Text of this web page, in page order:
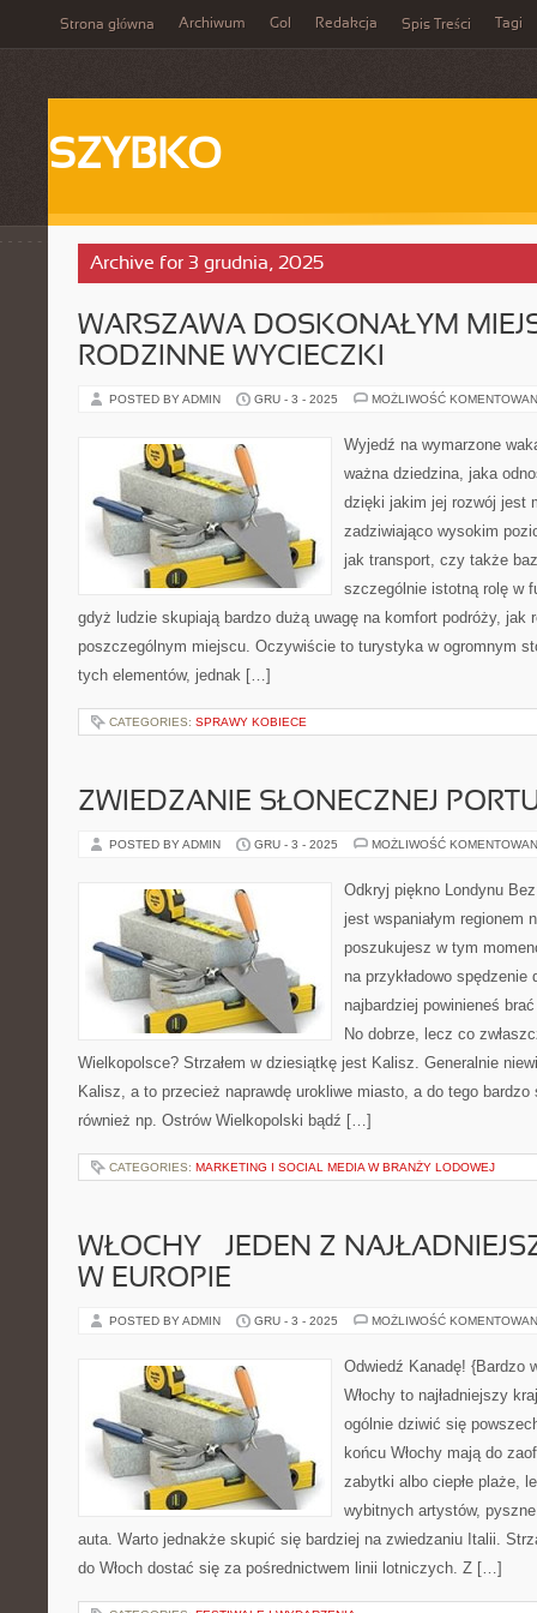
Strona główna Archiwum Gol Redakcja Spis Treści Tagi
SZYBKO
Archive for 3 grudnia, 2025
WARSZAWA DOSKONAŁYM
RODZINNE WYCIECZKI
POSTED BY ADMIN GRU - 3 - 2025 MOŻLIWOŚĆ
Wyjedź na wymarzone
ważna dziedzina, jaka
dzięki jakim jej rozwój jest
zadziwiająco wysokim
jak transport, czy także
szczególnie istotną rolę w
gdyż ludzie skupiają bardzo dużą uwagę na komfort podróży, jak
poszczególnym miejscu. Oczywiście to turystyka w ogromnym
tych elementów, jednak […]
CATEGORIES: SPRAWY KOBIECE
ZWIEDZANIE SŁONECZNEJ
POSTED BY ADMIN GRU - 3 - 2025 MOŻLIWOŚĆ
Odkryj piękno Londynu
jest wspaniałym regionem
poszukujesz w tym
na przykładowo spędzenie
najbardziej powinieneś
No dobrze, lecz co
Wielkopolsce? Strzałem w dziesiątkę jest Kalisz. Generalnie
Kalisz, a to przecież naprawdę urokliwe miasto, a do tego
również np. Ostrów Wielkopolski bądź […]
CATEGORIES: MARKETING I SOCIAL MEDIA W BRANŻY LODOWEJ
WŁOCHY – JEDEN Z
W EUROPIE
POSTED BY ADMIN GRU - 3 - 2025 MOŻLIWOŚĆ
Odwiedź Kanadę! {Bardzo
Włochy to najładniejszy
ogólnie dziwić się
końcu Włochy mają do
zabytki albo ciepłe plaże,
wybitnych artystów,
auta. Warto jednakże skupić się bardziej na zwiedzaniu Italii.
do Włoch dostać się za pośrednictwem linii lotniczych. Z […]